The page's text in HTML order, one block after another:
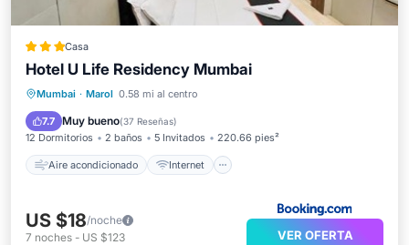
Casa
Hotel U Life Residency Mumbai
Mumbai · Marol 0.58 mi al centro
7.7 Muy bueno(37 Reseñas)
12 Dormitorios 2 baños 5 Invitados 220.66 pies²
Aire acondicionado Internet
Aire acondicionado
Apto para niños
US $18/noche
7 noches - US $123 VER OFERTA